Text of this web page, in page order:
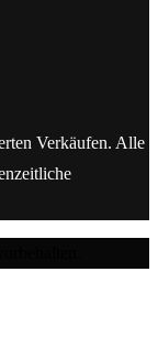
Verkäufen. Alle